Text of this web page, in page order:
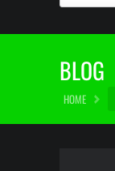
BLOG
HOME